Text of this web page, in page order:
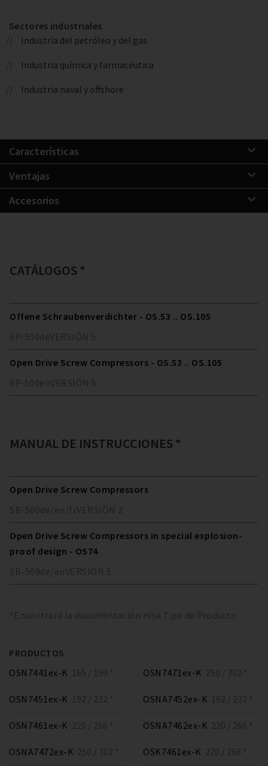
Sectores industriales
Industria del petróleo y del gas
Industria química y farmacéutica
Industria naval y offshore
Características
Ventajas
Accesorios
CATÁLOGOS *
Offene Schraubenverdichter - OS.53 .. OS.105
SP-500deVERSIÓN 5
Open Drive Screw Compressors - OS.53 .. OS.105
SP-500enVERSIÓN 5
MANUAL DE INSTRUCCIONES *
Open Drive Screw Compressors
SB-500de/en/fr VERSIÓN 2
Open Drive Screw Compressors in special explosion-
proof design - OS74
SB-509de/enVERSIÓN 5
*Encontrará la documentación elija Tipo de Producto
PRODUCTOS
OSN7441ex-K 165 / 199 *
OSN7451ex-K 192 / 232 *
OSN7461ex-K 220 / 266 *
OSN7471ex-K 250 / 302 *
OSNA7452ex-K 192 / 232 *
OSNA7462ex-K 220 / 266 *
OSNA7472ex-K 250 / 302 * OSK7461ex-K 220 / 266 *